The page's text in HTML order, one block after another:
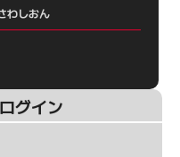
わしおん
グイン